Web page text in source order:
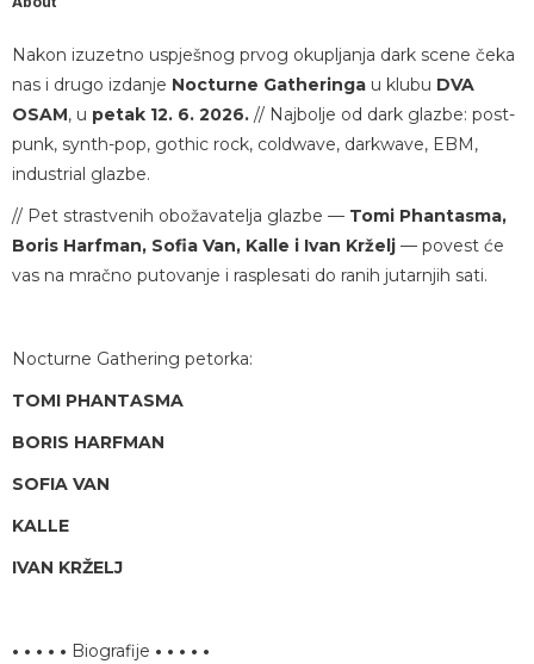
Nakon izuzetno uspješnog prvog okupljanja dark scene čeka
nas i drugo izdanje Nocturne Gatheringa u klubu DVA
OSAM, u petak 12. 6. 2026. // Najbolje od dark glazbe: post-
punk, synth-pop, gothic rock, coldwave, darkwave, EBM,
industrial glazbe.
// Pet strastvenih obožavatelja glazbe — Tomi Phantasma,
Boris Harfman, Sofia Van, Kalle i Ivan Krželj — povest će
vas na mračno putovanje i rasplesati do ranih jutarnjih sati.
Nocturne Gathering petorka:
TOMI PHANTASMA
BORIS HARFMAN
SOFIA VAN
KALLE
IVAN KRŽELJ
• • • • • Biografije • • • • •